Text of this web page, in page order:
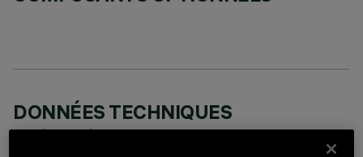
DONNÉES TECHNIQUES